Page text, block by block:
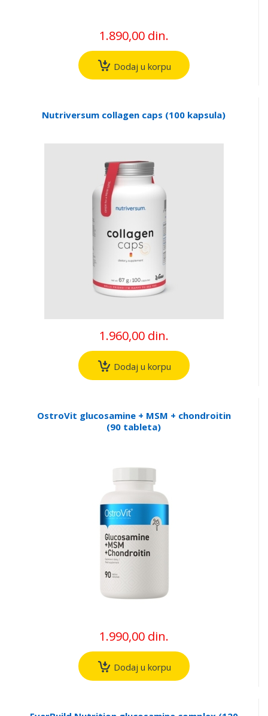
1.890,00 din.
Dodaj u korpu
Nutriversum collagen caps (100 kapsula)
1.960,00 din.
Dodaj u korpu
OstroVit glucosamine + MSM + chondroitin
(90 tableta)
1.990,00 din.
Dodaj u korpu